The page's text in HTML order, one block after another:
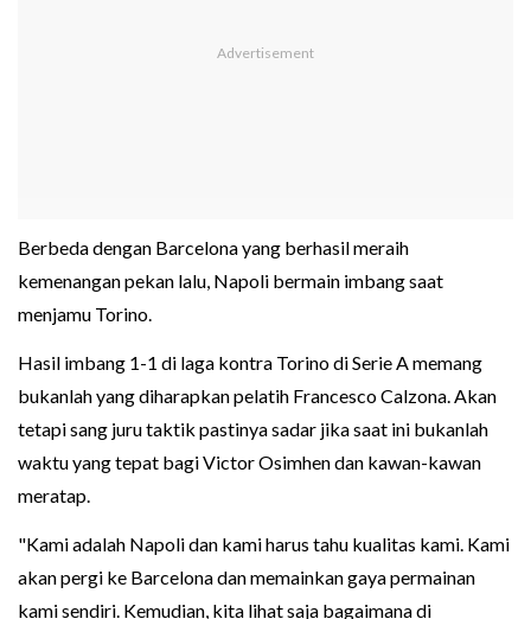
Berbeda dengan Barcelona yang berhasil meraih
kemenangan pekan lalu, Napoli bermain imbang saat
menjamu Torino.
Hasil imbang 1-1 di laga kontra Torino di Serie A memang
bukanlah yang diharapkan pelatih Francesco Calzona. Akan
tetapi sang juru taktik pastinya sadar jika saat ini bukanlah
waktu yang tepat bagi Victor Osimhen dan kawan-kawan
meratap.
"Kami adalah Napoli dan kami harus tahu kualitas kami. Kami
akan pergi ke Barcelona dan memainkan gaya permainan
kami sendiri. Kemudian, kita lihat saja bagaimana di